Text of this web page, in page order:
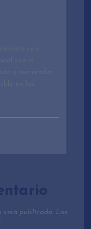
será publicada. Los